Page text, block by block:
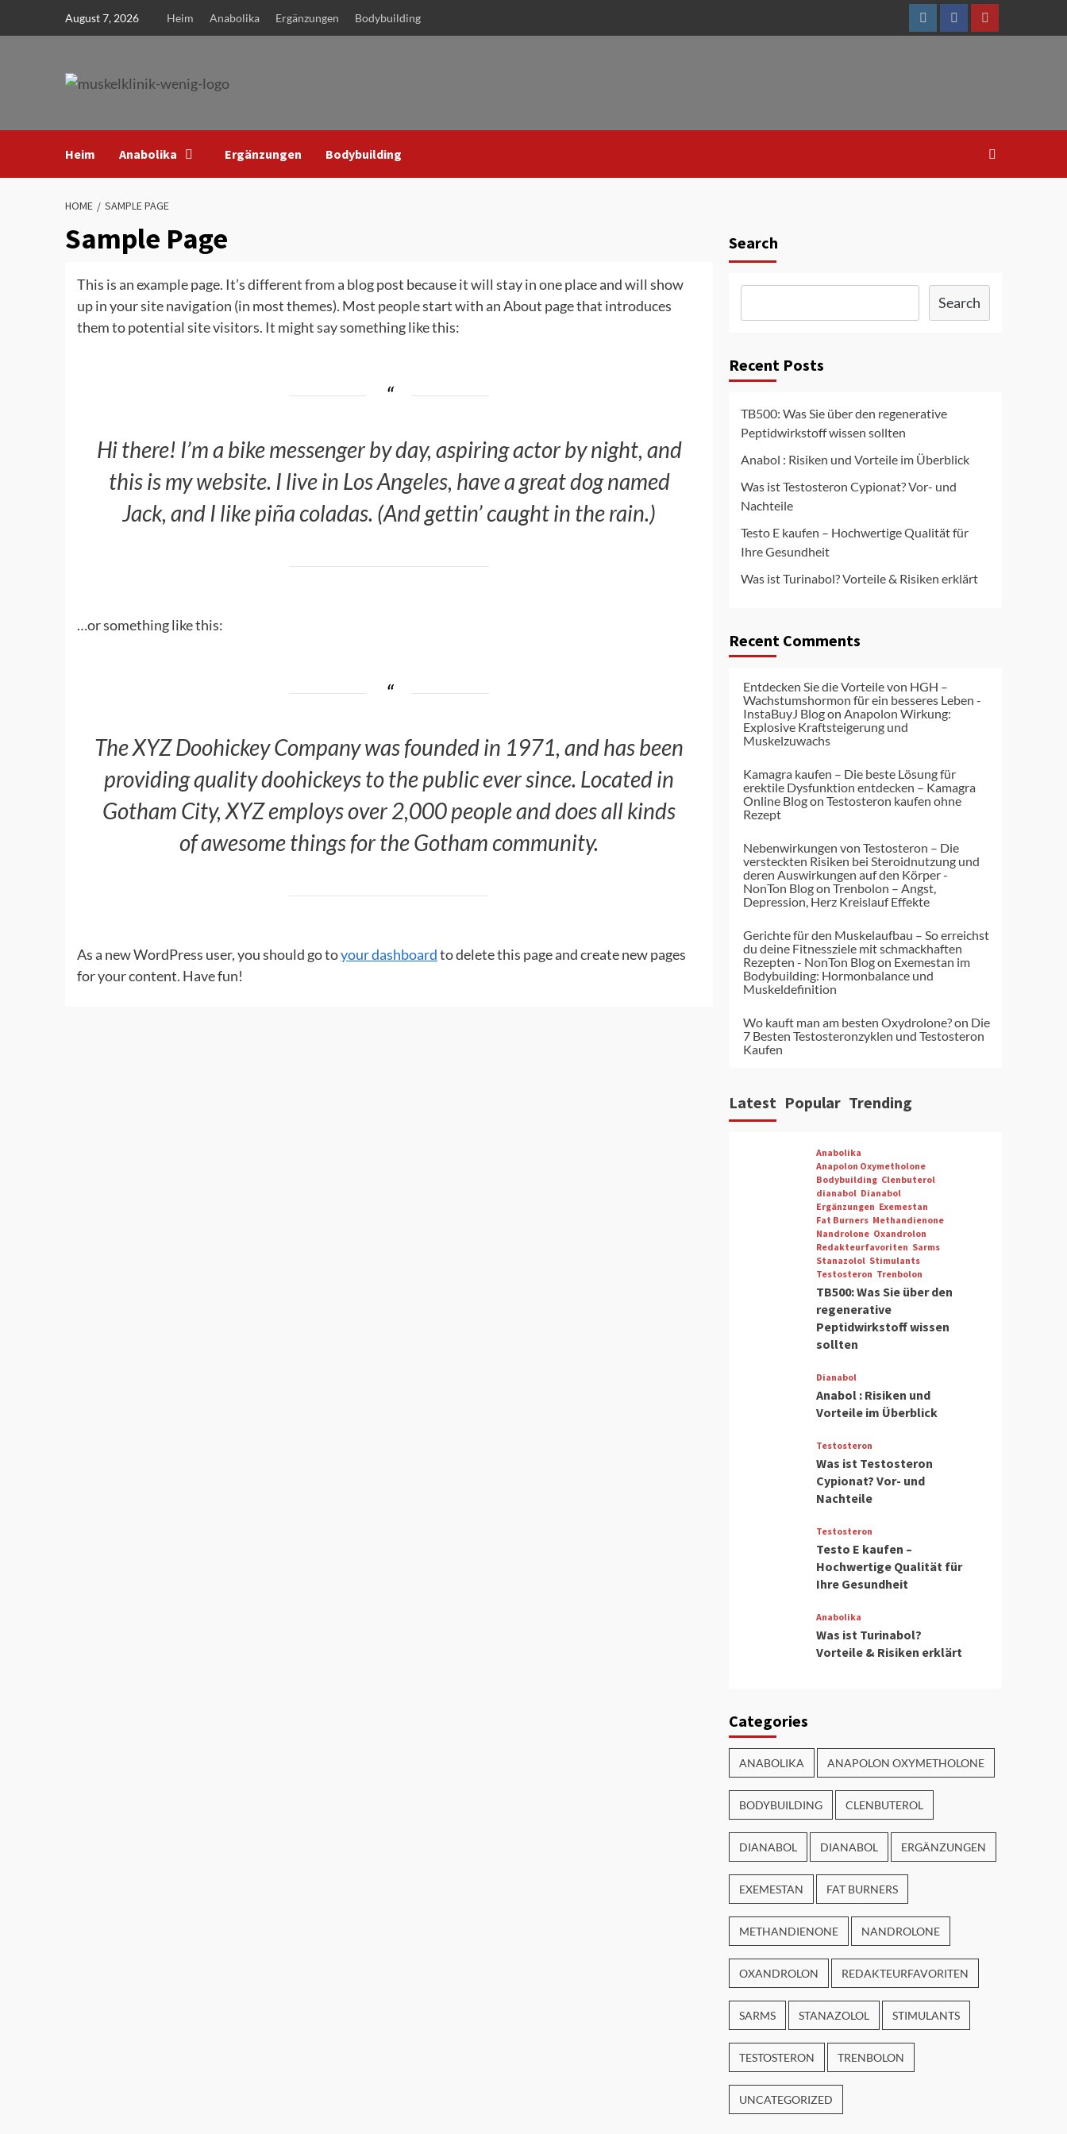
August 7, 2026 Heim Anabolika Ergänzungen Bodybuilding
InstagramFacebookYoutube
Heim Anabolika Ergänzungen Bodybuilding
HOME SAMPLE PAGE
Sample Page
This is an example page. It’s different from a blog post because it will stay in one place and will show
up in your site navigation (in most themes). Most people start with an About page that introduces
them to potential site visitors. It might say something like this:
Hi there! I’m a bike messenger by day, aspiring actor by night, and
this is my website. I live in Los Angeles, have a great dog named
Jack, and I like piña coladas. (And gettin’ caught in the rain.)
…or something like this:
The XYZ Doohickey Company was founded in 1971, and has been
providing quality doohickeys to the public ever since. Located in
Gotham City, XYZ employs over 2,000 people and does all kinds
of awesome things for the Gotham community.
As a new WordPress user, you should go toyour dashboardto delete this page and create new pages
for your content. Have fun!
Search
Search
Recent Posts
TB500: Was Sie über den regenerative
Peptidwirkstoff wissen sollten
Anabol : Risiken und Vorteile im Überblick
Was ist Testosteron Cypionat? Vor- und
Nachteile
Testo E kaufen – Hochwertige Qualität für
Ihre Gesundheit
Was ist Turinabol? Vorteile & Risiken erklärt
Recent Comments
Entdecken Sie die Vorteile von HGH –
Wachstumshormon für ein besseres Leben -
InstaBuyJ Blogon Anapolon Wirkung:
Explosive Kraftsteigerung und
Muskelzuwachs
Kamagra kaufen – Die beste Lösung für
erektile Dysfunktion entdecken – Kamagra
Online Blogon Testosteron kaufen ohne
Rezept
Nebenwirkungen von Testosteron – Die
versteckten Risiken bei Steroidnutzung und
deren Auswirkungen auf den Körper -
NonTon Blogon Trenbolon – Angst,
Depression, Herz Kreislauf Effekte
Gerichte für den Muskelaufbau – So erreichst
du deine Fitnessziele mit schmackhaften
Rezepten - NonTon Blogon Exemestan im
Bodybuilding: Hormonbalance und
Muskeldefinition
Wo kauft man am besten Oxydrolone?on Die
7 Besten Testosteronzyklen und Testosteron
Kaufen
Latest Popular Trending
Anabolika
Anapolon Oxymetholone
Bodybuilding Clenbuterol
dianabol Dianabol
Ergänzungen Exemestan
Fat Burners Methandienone
Nandrolone Oxandrolon
Redakteurfavoriten Sarms
Stanazolol Stimulants
Testosteron Trenbolon
TB500: Was Sie über den
regenerative
Peptidwirkstoff wissen
sollten
Dianabol
Anabol : Risiken und
Vorteile im Überblick
Testosteron
Was ist Testosteron
Cypionat? Vor- und
Nachteile
Testosteron
Testo E kaufen –
Hochwertige Qualität für
Ihre Gesundheit
Anabolika
Was ist Turinabol?
Vorteile & Risiken erklärt
Categories
ANABOLIKA ANAPOLON OXYMETHOLONE
BODYBUILDING CLENBUTEROL
DIANABOL DIANABOL ERGÄNZUNGEN
EXEMESTAN FAT BURNERS
METHANDIENONE NANDROLONE
OXANDROLON REDAKTEURFAVORITEN
SARMS STANAZOLOL STIMULANTS
TESTOSTERON TRENBOLON
UNCATEGORIZED